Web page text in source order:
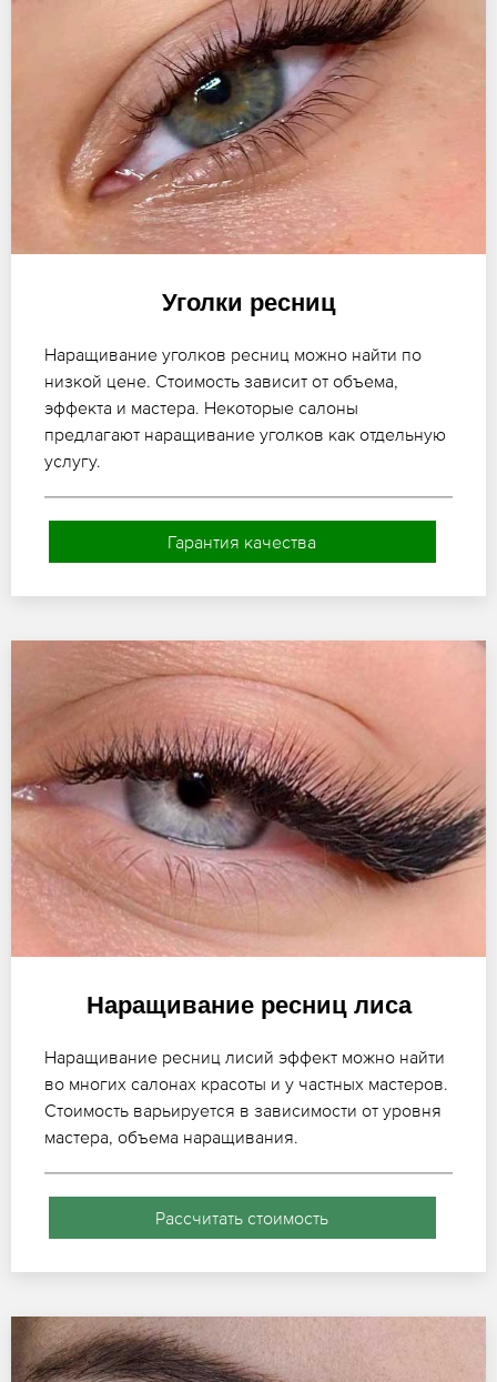
Уголки ресниц
Наращивание уголков ресниц можно найти по
низкой цене. Стоимость зависит от объема,
эффекта и мастера. Некоторые салоны
предлагают наращивание уголков как отдельную
услугу.
Гарантия качества
Наращивание ресниц лиса
Наращивание ресниц лисий эффект можно найти
во многих салонах красоты и у частных мастеров.
Стоимость варьируется в зависимости от уровня
мастера, объема наращивания.
Рассчитать стоимость